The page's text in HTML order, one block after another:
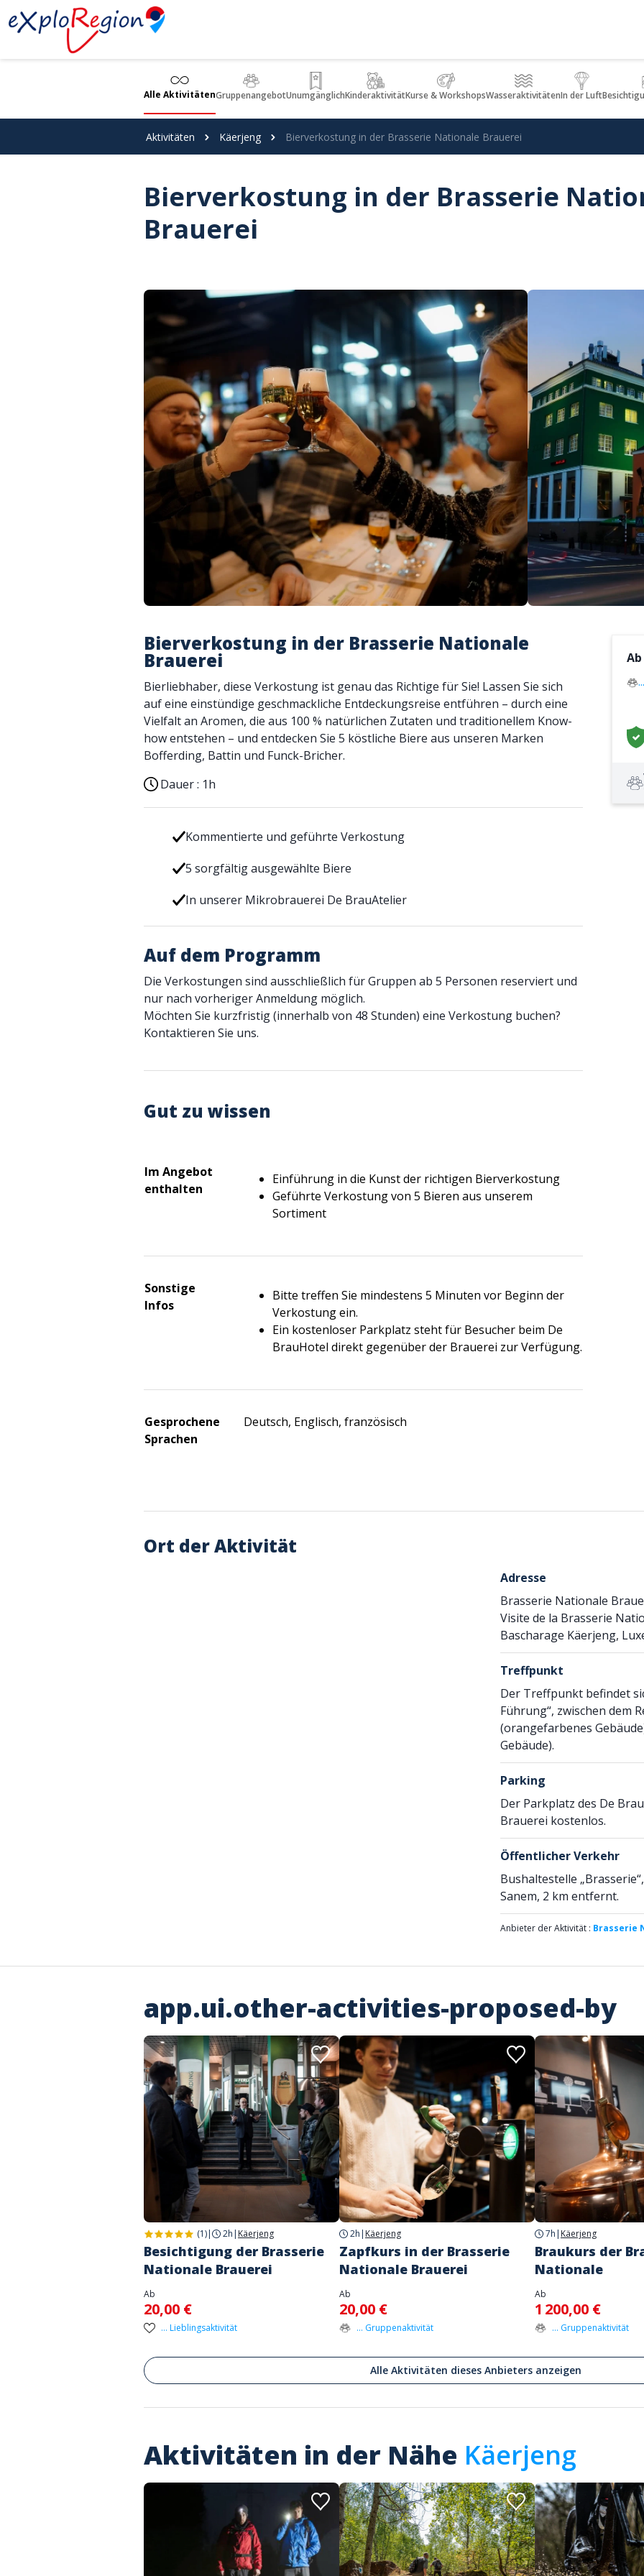
Cookie-Einstellungen
Alle AktivitätenGruppenangebotUnumgänglichKinderaktivitätKurse & WorkshopsWasseraktivitätenIn der Luft
Aktivitäten Käerjeng Bierverkostung in der Brasserie Nationale Brauerei
Bierverkostung in der Brasserie
Brauerei
Bierverkostung in der Brasserie Nationale
Brauerei
Bierliebhaber, diese Verkostung ist genau das Richtige für Sie! Lassen Sie sich
auf eine einstündige geschmackliche Entdeckungsreise entführen – durch eine
Vielfalt an Aromen, die aus 100 % natürlichen Zutaten und traditionellem Know-
how entstehen – und entdecken Sie 5 köstliche Biere aus unseren Marken
Bofferding, Battin und Funck-Bricher.
Dauer : 1h
Kommentierte und geführte Verkostung
5 sorgfältig ausgewählte Biere
In unserer Mikrobrauerei De BrauAtelier
Auf dem Programm
Die Verkostungen sind ausschließlich für Gruppen ab 5 Personen reserviert und
nur nach vorheriger Anmeldung möglich.
Möchten Sie kurzfristig (innerhalb von 48 Stunden) eine Verkostung buchen?
Kontaktieren Sie uns.
Gut zu wissen
Im Angebot
enthalten
Einführung in die Kunst der richtigen Bierverkostung
Geführte Verkostung von 5 Bieren aus unserem
Sortiment
Sonstige
Infos
Bitte treffen Sie mindestens 5 Minuten vor Beginn der
Verkostung ein.
Ein kostenloser Parkplatz steht für Besucher beim De
BrauHotel direkt gegenüber der Brauerei zur Verfügung.
Gesprochene
Sprachen
Deutsch, Englisch, französisch
Ort der Aktivität
Adresse
Brasserie Nationale
Visite de la Brasserie
Bascharage Käerjeng,
Treffpunkt
Der Treffpunkt befindet
Führung“, zwischen dem
(orangefarbenes
Gebäude).
Parking
Der Parkplatz des De
Brauerei kostenlos.
Öffentlicher Verkehr
Bushaltestelle
Sanem, 2 km entfernt.
Anbieter der Aktivität : Brasserie
app.ui.other-activities-proposed-by
(1)| 2h | Käerjeng
Besichtigung der Brasserie
Nationale Brauerei
Ab
20,00 €
... Lieblingsaktivität
2h | Käerjeng
Zapfkurs in der Brasserie
Nationale Brauerei
Ab
20,00 €
... Gruppenaktivität
7h | Käerjeng
Braukurs der
Nationale
Ab
1 200,00 €
... Gruppenaktivität
Alle Aktivitäten dieses Anbieters anzeigen
Aktivitäten in der Nähe Käerjeng